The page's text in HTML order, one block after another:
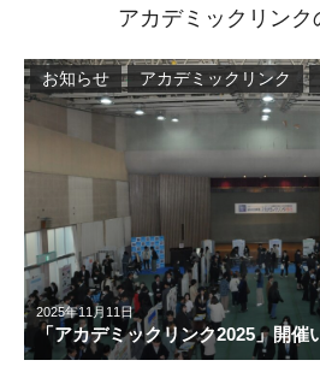
アカデミックリンク
2025年11月11日
「アカデミックリンク2025」開催
お知らせ アカデミックリンク